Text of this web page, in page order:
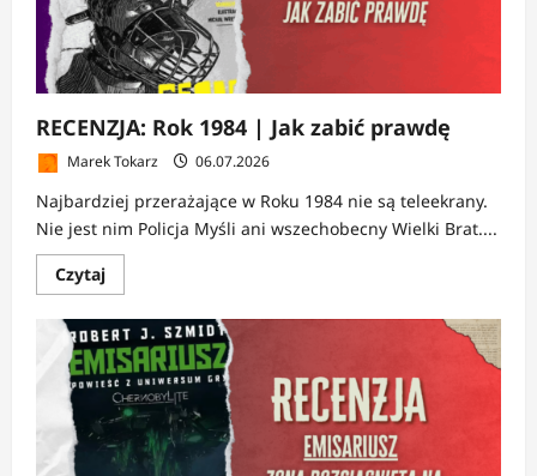
RECENZJA: Rok 1984 | Jak zabić prawdę
Marek Tokarz 06.07.2026
Najbardziej przerażające w Roku 1984 nie są teleekrany.
Nie jest nim Policja Myśli ani wszechobecny Wielki Brat....
CzytajDowiedz
się
o
RECENZJA:
Rok
1984
|
Jak
zabić
prawdę